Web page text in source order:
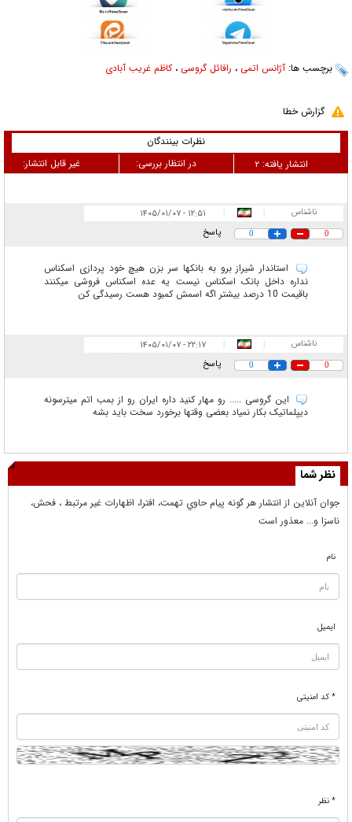
برچسب ها: آژانس اتمی ، رافائل گروسی ،کاظم غریب آبادی
گزارش خطا
نظرات بینندگان
غیر قابل انتشار:
در انتظار بررسی: انتشار یافته:۲
ناشناس ۱۲:۵۱ - ۱۴۰۵/۰۱/۰۷
0
0 پاسخ
استاندار شیراز برو به بانکها سر بزن هیچ خود پردازی اسکناس
نداره داخل بانک اسکناس نیست یه عده اسکناس فروشی میکنند
باقیمت 10 درصد بیشتر اگه اسمش کمبود هست رسیدگی کن
ناشناس |
| ۲۲:۱۷ - ۱۴۰۵/۰۱/۰۷
0
0 پاسخ
این گروسی ..... رو مهار کنید داره ایران رو از بمب اتم میترسونه
دیپلماتیک بکار نمیاد بعضی وقتها برخورد سخت باید بشه
نظر شما
جوان آنلاين از انتشار هر گونه پيام حاوي تهمت، افترا، اظهارات غير مرتبط ، فحش،
ناسزا و... معذور است
نام
ایمیل
* کد امنیتی
* نظر